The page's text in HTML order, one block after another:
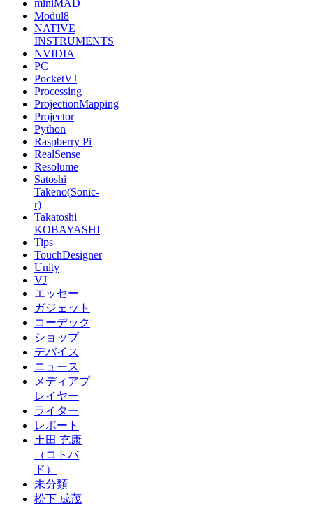
miniMAD
Modul8
NATIVE
INSTRUMENTS
NVIDIA
PC
PocketVJ
Processing
ProjectionMapping
Projector
Python
Raspberry Pi
RealSense
Resolume
Satoshi
Takeno(Sonic-
r)
Takatoshi
KOBAYASHI
Tips
TouchDesigner
Unity
VJ
エッセー
ガジェット
コーデック
ショップ
デバイス
ニュース
メディアプ
レイヤー
ライター
レポート
土田 充康
（コトバ
ド）
未分類
松下 成茂